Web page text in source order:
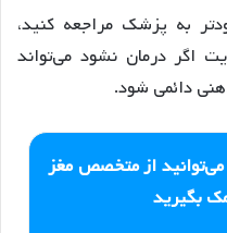
به پزشک مراجعه کنید،
اگر درمان نشود می‌تواند
دائمی شود.
از متخصص مغز
بگیرید